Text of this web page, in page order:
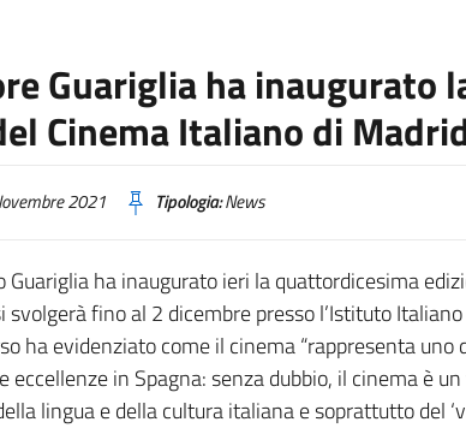
Guariglia ha inaugurato
Cinema Italiano di
2021 Tipologia:News
Guariglia ha inaugurato ieri la quattordicesima
svolgerà fino al 2 dicembre presso l’Istituto
ha evidenziato come il cinema “rappresenta
eccellenze in Spagna: senza dubbio, il cinema è
lingua e della cultura italiana e soprattutto del